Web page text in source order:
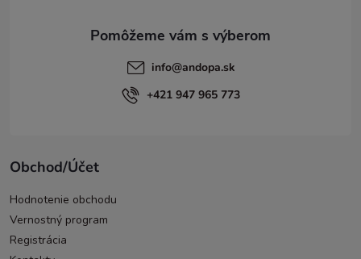
info@andopa.sk
+421 947 965 773
Obchod/Účet
Hodnotenie obchodu
Vernostný program
Registrácia